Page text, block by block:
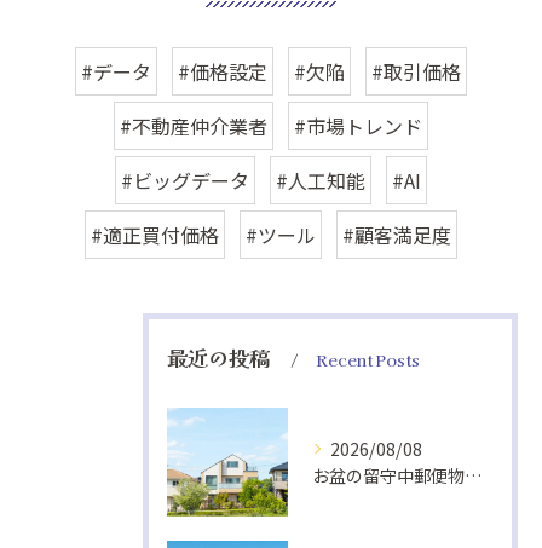
#データ #価格設定 #欠陥
#取引価格
#不動産仲介業者
#市場トレンド
#ビッグデータ
#人工知能
#AI
#適正買付価格
#ツール #顧客満足度
最近の投稿 Recent Posts
2026/08/08
お盆の留守中郵便物と戸締り防犯策